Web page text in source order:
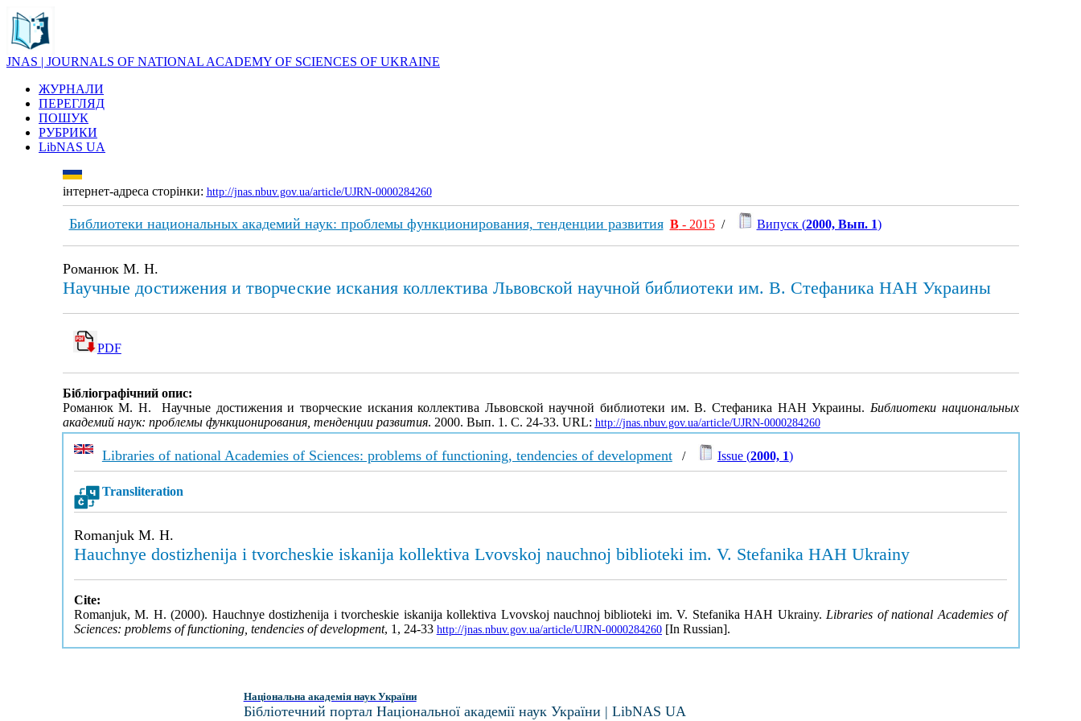
JNAS | JOURNALS OF NATIONAL ACADEMY OF SCIENCES OF UKRAINE
ЖУРНАЛИ
ПЕРЕГЛЯД
ПОШУК
РУБРИКИ
LibNAS UA
інтернет-адреса сторінки: http://jnas.nbuv.gov.ua/article/UJRN-0000284260
Библиотеки национальных академий наук: проблемы функционирования, тенденции развития В- 2015/ Випуск (2000, Вып. 1)
Романюк М. H.
Hаучные достижения и творческие искания коллектива Львовской научной библиотеки им. В. Стефаника HАH Украины
PDF
Бібліографічний опис:
Романюк М. H. Hаучные достижения и творческие искания коллектива Львовской научной библиотеки им. В. Стефаника HАH Украины. Библиотеки национальных
академий наук: проблемы функционирования, тенденции развития. 2000. Вып. 1. С. 24-33. URL: http://jnas.nbuv.gov.ua/article/UJRN-0000284260
Libraries of national Academies of Sciences: problems of functioning, tendencies of development/ Issue (2000, 1)
Transliteration
Romanjuk M. H.
Hauchnye dostizhenija i tvorcheskie iskanija kollektiva Lvovskoj nauchnoj biblioteki im. V. Stefanika HAH Ukrainy
Cite:
Romanjuk, M. H. (2000). Hauchnye dostizhenija i tvorcheskie iskanija kollektiva Lvovskoj nauchnoj biblioteki im. V. Stefanika HAH Ukrainy. Libraries of national Academies of
Sciences: problems of functioning, tendencies of development, 1, 24-33 http://jnas.nbuv.gov.ua/article/UJRN-0000284260[In Russian].
Національна академія наук України
Бібліотечний портал Національної академії наук України | LibNAS UA